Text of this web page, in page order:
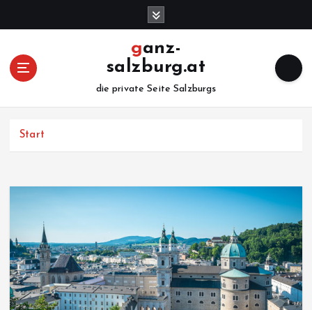
ganz-
salzburg.at
die private Seite Salzburgs
Start